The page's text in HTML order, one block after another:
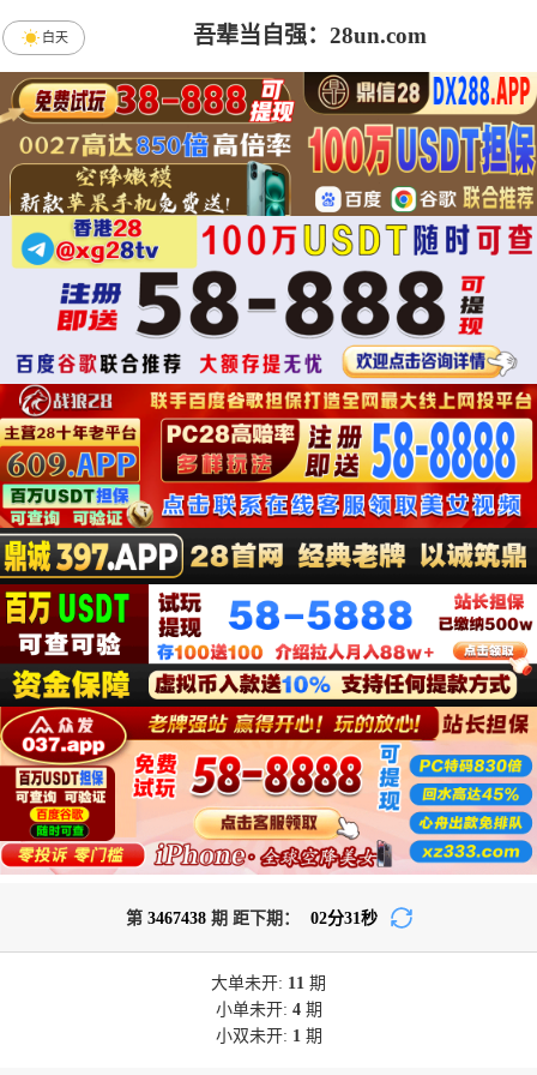
吾辈当自强：28un.com
白天
第 3467438期 距下期： 02分31秒
大单未开: 11 期
小单未开: 4期
小双未开: 1期